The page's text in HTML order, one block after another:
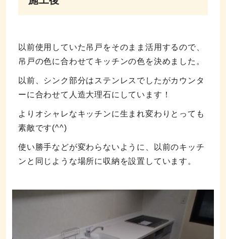
以前使用していた吊戸をそのまま活用するので、
吊戸の色に合わせてキッチンの色を決めました。
以前、シンク部分はステンレスでしたがカウンタ
ーに合わせて人造大理石にしています！
よりオシャレなキッチンに生まれ変わりとっても
素敵です(^^)
使い勝手などが変わらないように、以前のキッチ
ンと同じような場所に収納を設置しています。